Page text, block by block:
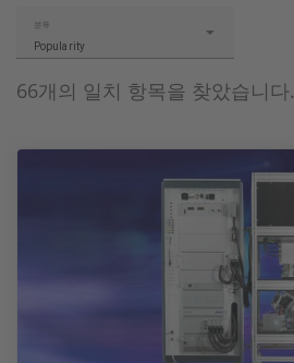
66개의 일치 항목을 찾았습니다.
분류
Popularity